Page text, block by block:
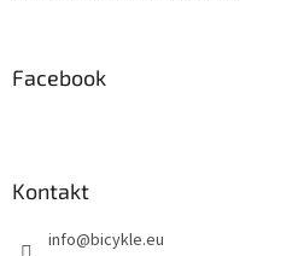
Facebook
Kontakt
info@bicykle.eu